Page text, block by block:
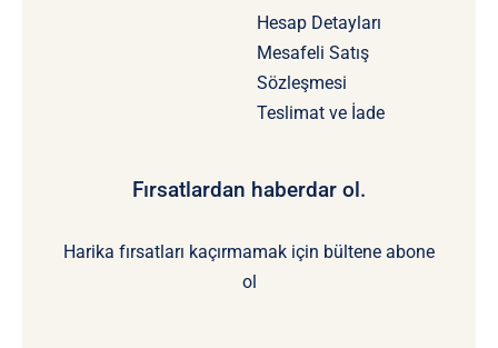
Hesap Detayları
Mesafeli Satış
Sözleşmesi
Teslimat ve İade
Fırsatlardan haberdar ol.
Harika fırsatları kaçırmamak için bültene abone
ol